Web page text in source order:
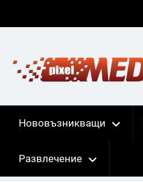
Нововъзникващи
Развлечение